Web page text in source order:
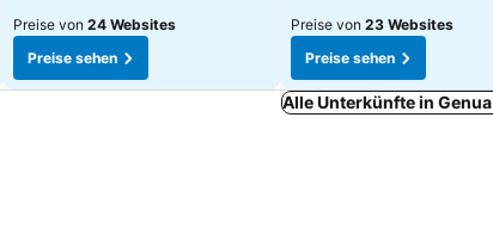
Preise von 24 Websites
Preise sehen
Preise von 23 Websites
Preise sehen
Alle Unterkünfte in